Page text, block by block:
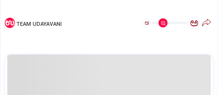
TEAM UDAYAVANI ಅ ಅ